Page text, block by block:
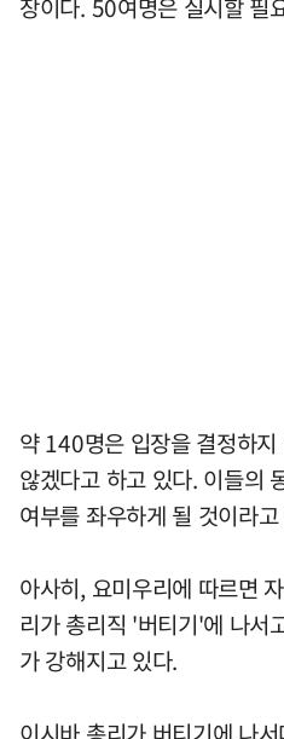
장이다. 50여명은 실시할 필
약 140명은 입장을 결정하
않겠다고 하고 있다. 이들의
여부를 좌우하게 될 것이라
아사히, 요미우리에 따르면
리가 총리직 '버티기'에 나서
가 강해지고 있다.